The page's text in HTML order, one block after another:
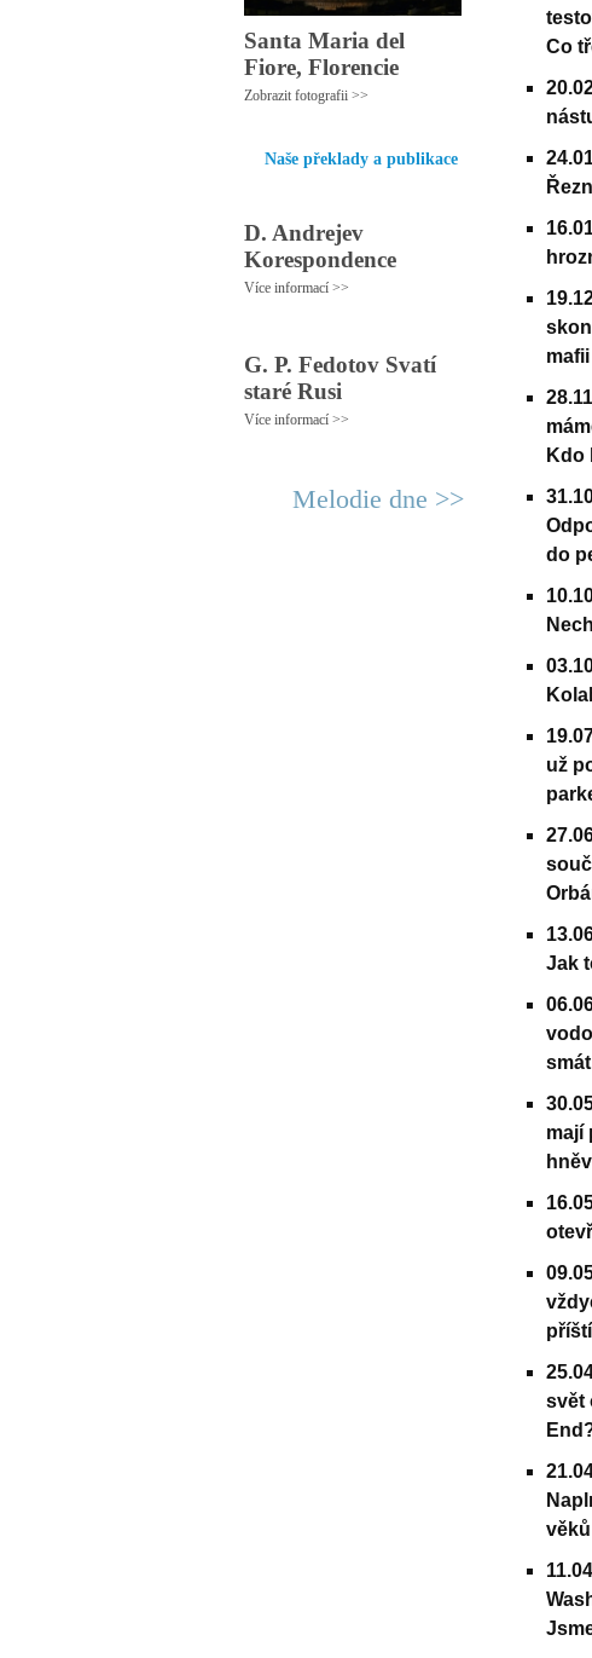
Santa Maria del
Fiore, Florencie
Zobrazit fotografii >>
Naše překlady a publikace
D. Andrejev
Korespondence
Více informací >>
G. P. Fedotov Svatí
staré Rusi
Více informací >>
Melodie dne >>
Co
Kdo
do
už
Jak
mají
svět
věků